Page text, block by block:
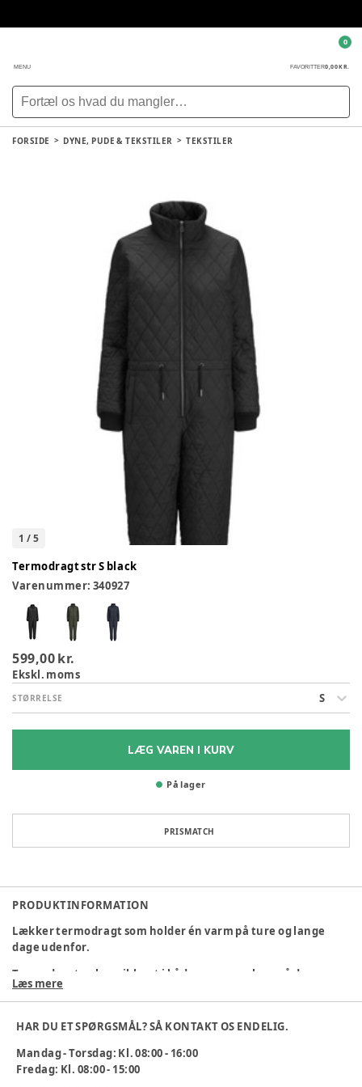
MENU FAVORITTER0,00 KR.
0
FORSIDE DYNE, PUDE & TEKSTILER TEKSTILER
1 /5
Termodragt str S black
Varenummer: 340927
599,00 kr.
Ekskl. moms
STØRRELSE S
LÆG VAREN I KURV
På lager
PRISMATCH
PRODUKTINFORMATION
Lækker termodragt som holder én varm på ture og lange
dage udenfor.
Termodragten har ribkant i både ærmer og ben, så den
slutter tæt. Lavet i 100% polyester, med termofor og
justerbare snører i livet.
Kan maskinvaskes ved 30 grader.
Fås i str. S-XXL.
Læs mere
HAR DU ET SPØRGSMÅL? SÅ KONTAKT OS ENDELIG.
Mandag - Torsdag: Kl. 08:00 - 16:00
Fredag: Kl. 08:00 - 15:00